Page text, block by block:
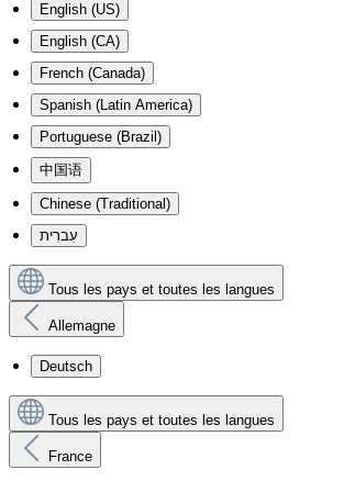
English (US)
English (CA)
French (Canada)
Spanish (Latin America)
Portuguese (Brazil)
中国语
Chinese (Traditional)
עִברִית
Tous les pays et toutes les langues
Allemagne
Deutsch
Tous les pays et toutes les langues
France